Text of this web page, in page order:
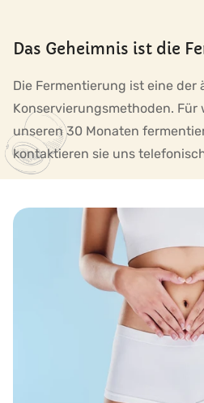
Das Geheimnis ist die
Die Fermentierung ist eine der
Konservierungsmethoden. Für
unseren 30 Monaten
kontaktieren sie uns